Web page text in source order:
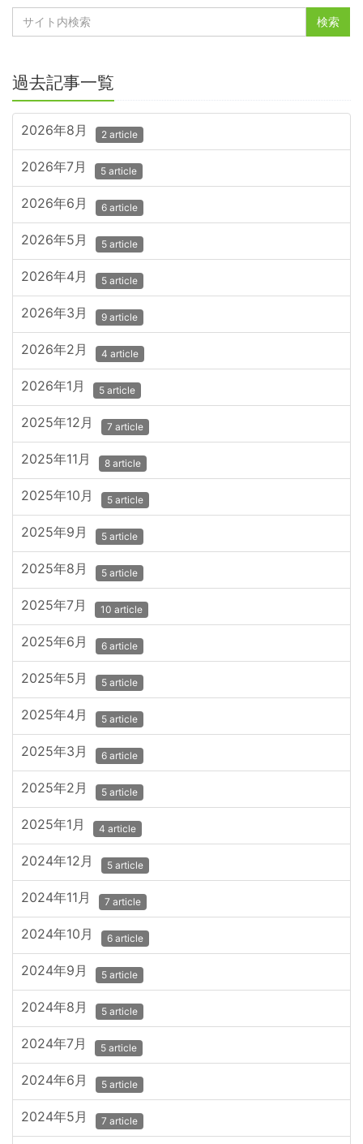
過去記事一覧
2026年8月 2 article
2026年7月 5 article
2026年6月 6 article
2026年5月 5 article
2026年4月 5 article
2026年3月 9 article
2026年2月 4 article
2026年1月 5 article
2025年12月 7 article
2025年11月 8 article
2025年10月 5 article
2025年9月 5 article
2025年8月 5 article
2025年7月 10 article
2025年6月 6 article
2025年5月 5 article
2025年4月 5 article
2025年3月 6 article
2025年2月 5 article
2025年1月 4 article
2024年12月 5 article
2024年11月 7 article
2024年10月 6 article
2024年9月 5 article
2024年8月 5 article
2024年7月 5 article
2024年6月 5 article
2024年5月 7 article